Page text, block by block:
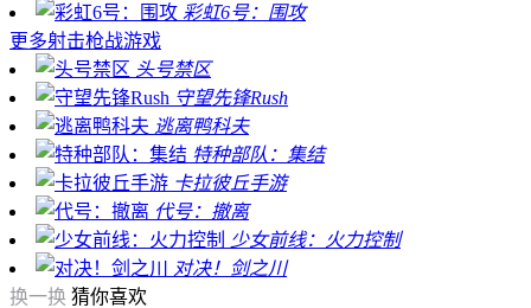
彩虹6号：围攻
更多射击枪战游戏
头号禁区
守望先锋Rush
逃离鸭科夫
特种部队：集结
卡拉彼丘手游
代号：撤离
少女前线：火力控制
对决！剑之川
换一换 猜你喜欢